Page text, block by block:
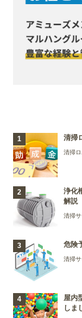
清掃
清掃
浄化
解説
清掃
危険
清掃
屋内
しま